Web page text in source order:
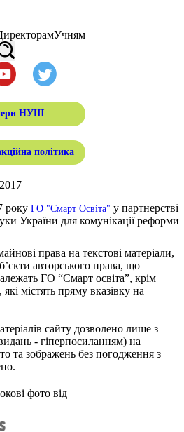
Учням
НУШ
політика
року ГО "Смарт Освіта" у партнерстві
України для комунікації реформи
права на текстові матеріали,
авторського права, що
ГО “Смарт освіта”, крім
містять пряму вказівку на
сайту дозволено лише з
- гіперпосиланням) на
та зображень без погодження з
фото від